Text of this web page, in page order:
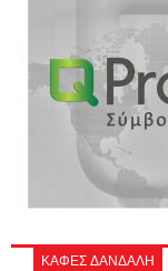
ΚΑΦΕΣ ΔΑΝΔΑΛΗ